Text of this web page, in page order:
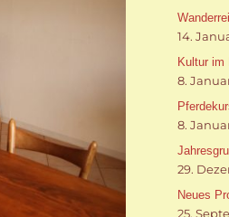
14.
Kultur im
8.
8.
29.
Neues
25.